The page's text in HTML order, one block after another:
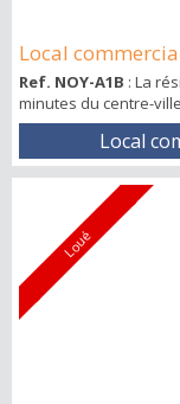
Local
Ref. NOY-A1B : La
minutes du centre-
proximité immédiate
principaux de la ville
Pantin et la rue du
commerces offrent
Local
Loué